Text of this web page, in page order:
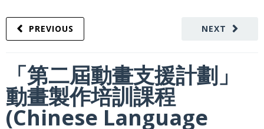
NEXT
PREVIOUS
「第二屆動畫支援計劃」
動畫製作培訓課程
(Chinese Language